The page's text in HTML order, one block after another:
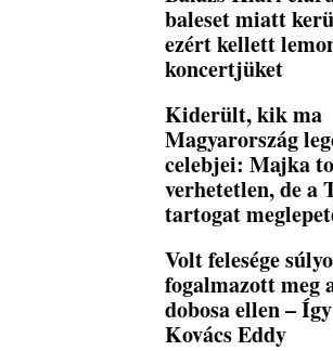
baleset miatt
ezért kellett
koncertjüket
Kiderült, kik ma
Magyarország
celebjei: Majka
verhetetlen, de a
tartogat
Volt felesége
fogalmazott meg
dobosa ellen –
Kovács Eddy